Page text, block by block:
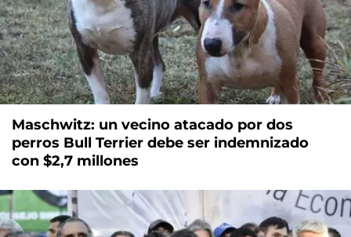
Maschwitz: un vecino atacado por dos
perros Bull Terrier debe ser indemnizado
con $2,7 millones